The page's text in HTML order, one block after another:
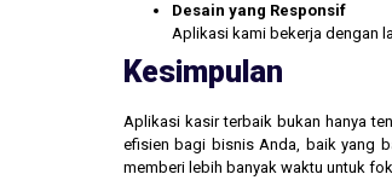
Desain yang Responsif
Aplikasi kami bekerja dengan
Kesimpulan
Aplikasi kasir terbaik bukan hanya
efisien bagi bisnis Anda, baik yang
memberi lebih banyak waktu untuk